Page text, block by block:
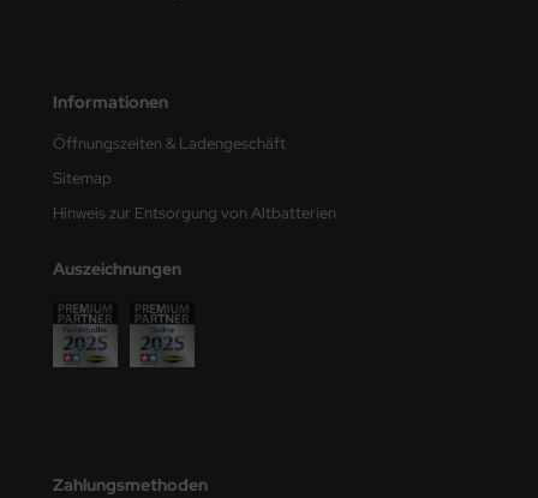
Informationen
Öffnungszeiten & Ladengeschäft
Sitemap
Hinweis zur Entsorgung von Altbatterien
Auszeichnungen
Zahlungsmethoden